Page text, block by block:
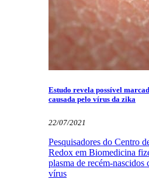
Estudo revela possível
causada pelo vírus da zika
22/07/2021
Pesquisadores do Centro
Redox em Biomedicina
plasma de recém-
vírus